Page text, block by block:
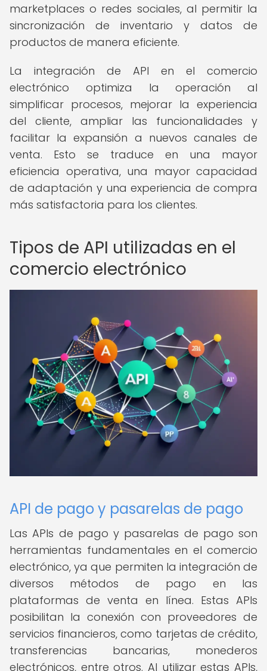
marketplaces o redes sociales, al permitir la
sincronización de inventario y datos de
productos de manera eficiente.
La integración de API en el comercio
electrónico optimiza la operación al
simplificar procesos, mejorar la experiencia
del cliente, ampliar las funcionalidades y
facilitar la expansión a nuevos canales de
venta. Esto se traduce en una mayor
eficiencia operativa, una mayor capacidad
de adaptación y una experiencia de compra
más satisfactoria para los clientes.
Tipos de API utilizadas en el
comercio electrónico
API de pago y pasarelas de pago
Las APIs de pago y pasarelas de pago son
herramientas fundamentales en el comercio
electrónico, ya que permiten la integración de
diversos métodos de pago en las
plataformas de venta en línea. Estas APIs
posibilitan la conexión con proveedores de
servicios financieros, como tarjetas de crédito,
transferencias bancarias, monederos
electrónicos, entre otros. Al utilizar estas APIs,